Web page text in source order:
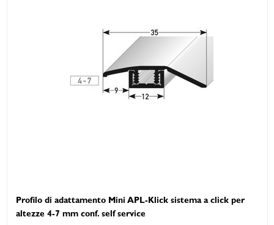
Profilo di adattamento Mini APL-Klick sistema a click per
altezze 4-7 mm conf. self service